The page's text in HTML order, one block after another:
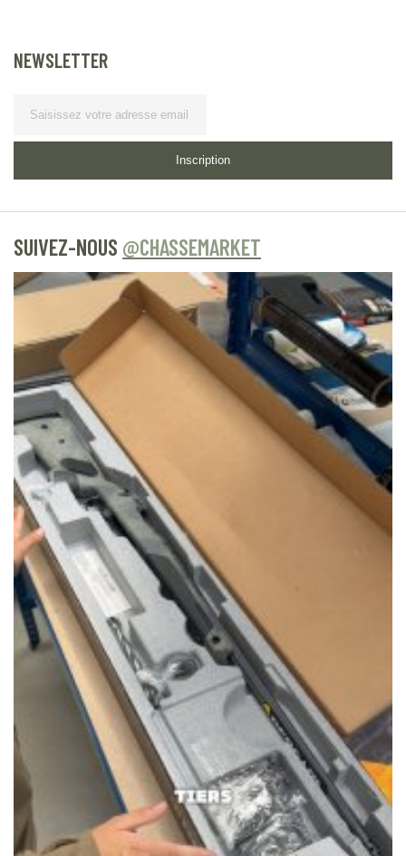
NEWSLETTER
Inscription
SUIVEZ-NOUS @CHASSEMARKET